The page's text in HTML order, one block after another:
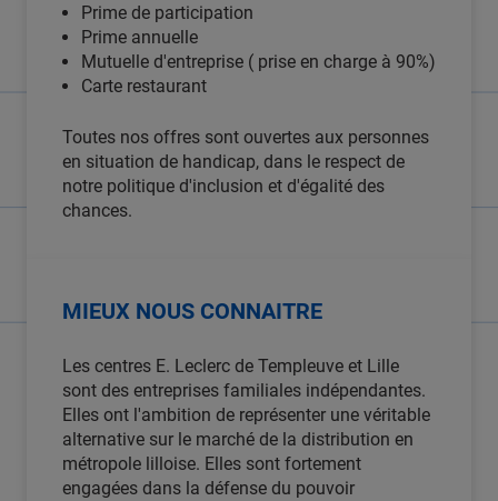
Prime de participation
Prime annuelle
Mutuelle d'entreprise ( prise en charge à 90%)
Carte restaurant
Toutes nos offres sont ouvertes aux personnes
en situation de handicap, dans le respect de
notre politique d'inclusion et d'égalité des
chances.
MIEUX NOUS CONNAITRE
Les centres E. Leclerc de Templeuve et Lille
sont des entreprises familiales indépendantes.
Elles ont l'ambition de représenter une véritable
alternative sur le marché de la distribution en
métropole lilloise. Elles sont fortement
engagées dans la défense du pouvoir